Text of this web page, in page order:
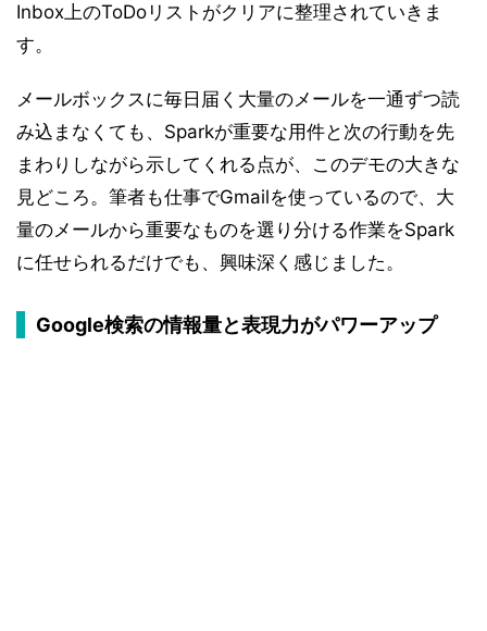
Inbox上のToDoリストがクリアに整理されていきま
す。
メールボックスに毎日届く大量のメールを一通ずつ読
み込まなくても、Sparkが重要な用件と次の行動を先
まわりしながら示してくれる点が、このデモの大きな
見どころ。筆者も仕事でGmailを使っているので、大
量のメールから重要なものを選り分ける作業をSpark
に任せられるだけでも、興味深く感じました。
Google検索の情報量と表現力がパワーアップ